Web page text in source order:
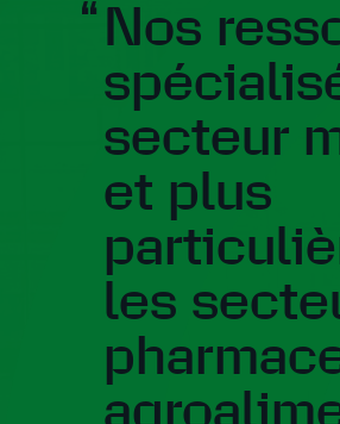
Nos
secteur
et plus
les